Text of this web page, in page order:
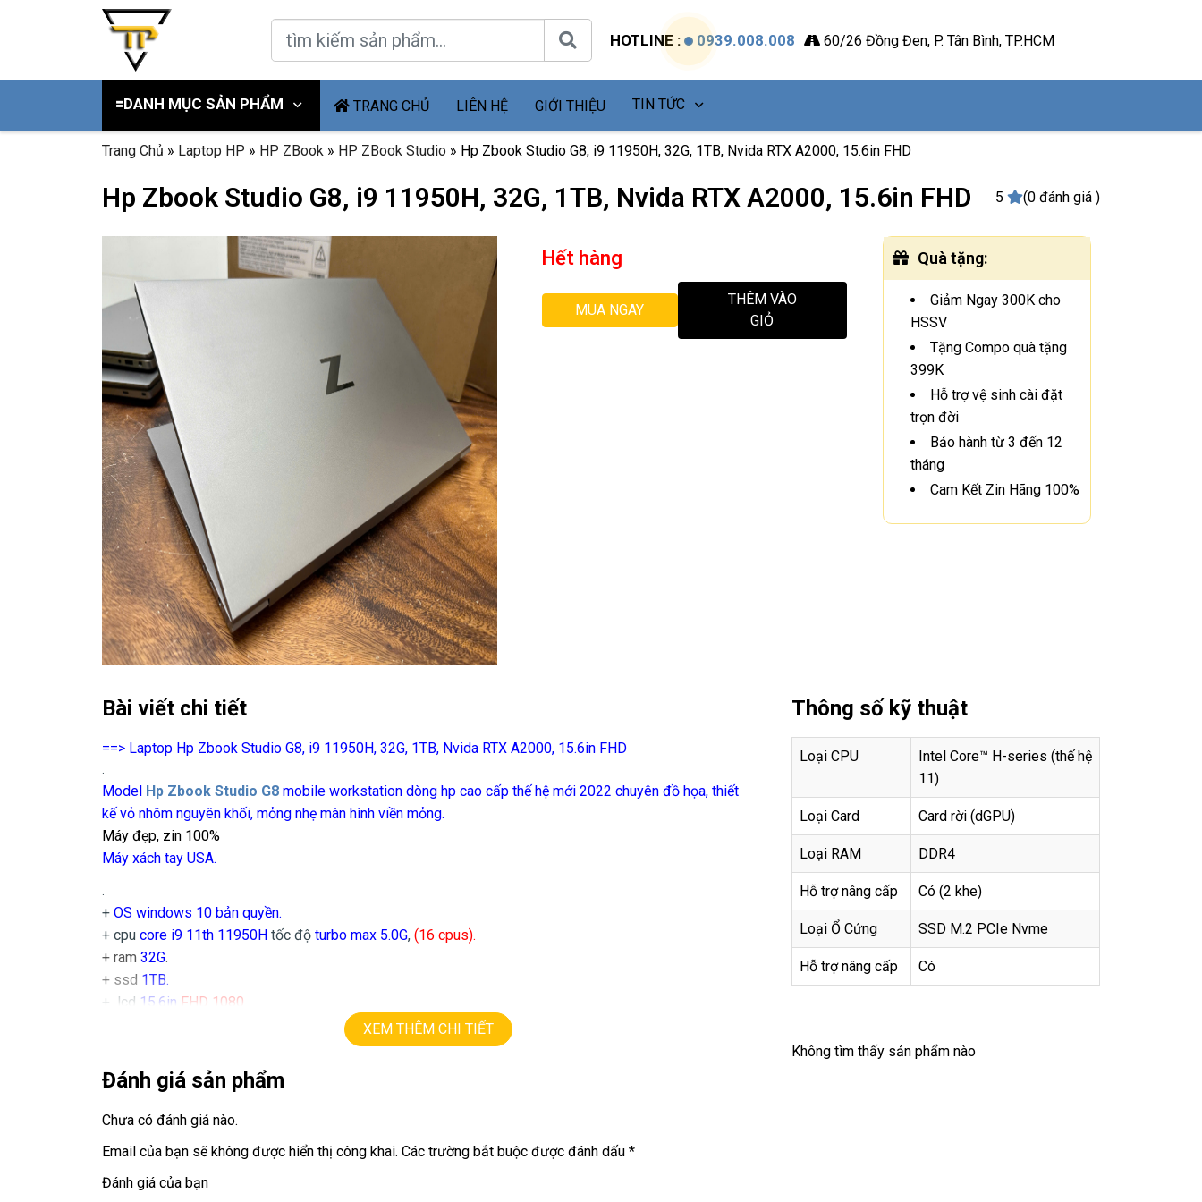
HOTLINE : 0939.008.008 60/26 Đồng Đen, P. Tân Bình, TP.HCM
🟰DANH MỤC SẢN PHẨM TRANG CHỦ LIÊN HỆ GIỚI THIỆU TIN TỨC
Trang Chủ » Laptop HP » HP ZBook » HP ZBook Studio » Hp Zbook Studio G8, i9 11950H, 32G, 1TB, Nvida RTX A2000, 15.6in FHD
Hp Zbook Studio G8, i9 11950H, 32G, 1TB, Nvida RTX A2000, 15.6in FHD 5 (0 đánh giá )
Hết hàng
MUA NGAY
THÊM VÀO
GIỎ
Quà tặng:
Giảm Ngay 300K cho
HSSV
Tặng Compo quà tặng
399K
Hỗ trợ vệ sinh cài đặt
trọn đời
Bảo hành từ 3 đến 12
tháng
Cam Kết Zin Hãng 100%
Bài viết chi tiết
==> Laptop Hp Zbook Studio G8, i9 11950H, 32G, 1TB, Nvida RTX A2000, 15.6in FHD
.
Model Hp Zbook Studio G8 mobile workstation dòng hp cao cấp thế hệ mới 2022 chuyên đồ họa, thiết
kế vỏ nhôm nguyên khối, mỏng nhẹ màn hình viền mỏng.
Máy đẹp, zin 100%
Máy xách tay USA.
.
+ OS windows 10 bản quyền.
+ cpu core i9 11th 11950H tốc độ turbo max 5.0G, (16 cpus).
+ ram 32G.
+ ssd 1TB.
+ lcd 15,6in FHD 1080.
==> Vga
Nvida RTX A2000
+ USB type C, usb 3.0, webcam.
+ Finger ID, face ID
+ phím chiclet, có đèn bàn phím ledR GB
.
XEM THÊM CHI TIẾT
Đánh giá sản phẩm
Chưa có đánh giá nào.
Email của bạn sẽ không được hiển thị công khai. Các trường bắt buộc được đánh dấu *
Đánh giá của bạn
Thông số kỹ thuật
Loại CPU
Intel Core™ H-series (thế hệ
11)
Loại Card Card rời (dGPU)
Loại RAM DDR4
Hỗ trợ nâng cấp Có (2 khe)
Loại Ổ Cứng SSD M.2 PCIe Nvme
Hỗ trợ nâng cấp Có
Không tìm thấy sản phẩm nào